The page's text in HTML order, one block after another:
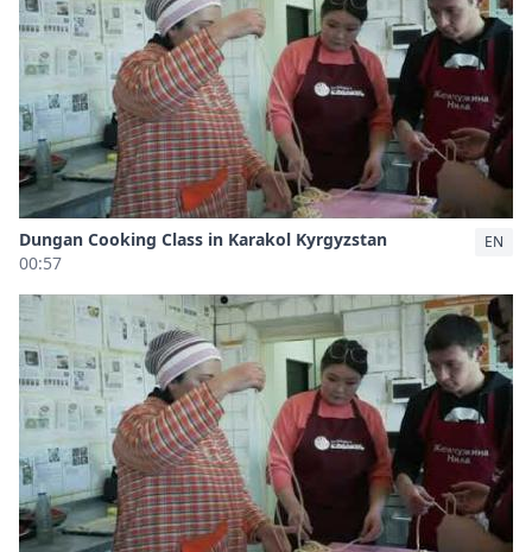
Dungan Cooking Class in Karakol Kyrgyzstan
00:57
EN